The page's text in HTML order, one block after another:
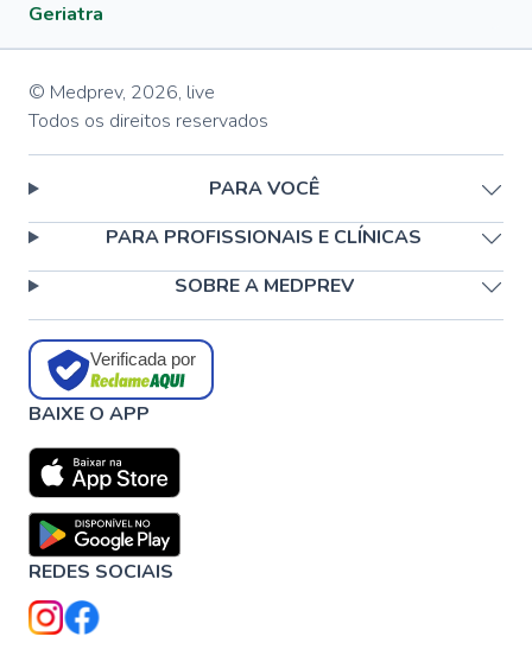
Geriatra
© Medprev, 2026, live
Todos os direitos reservados
PARA VOCÊ
PARA PROFISSIONAIS E CLÍNICAS
SOBRE A MEDPREV
Verificada por
BAIXE O APP
REDES SOCIAIS